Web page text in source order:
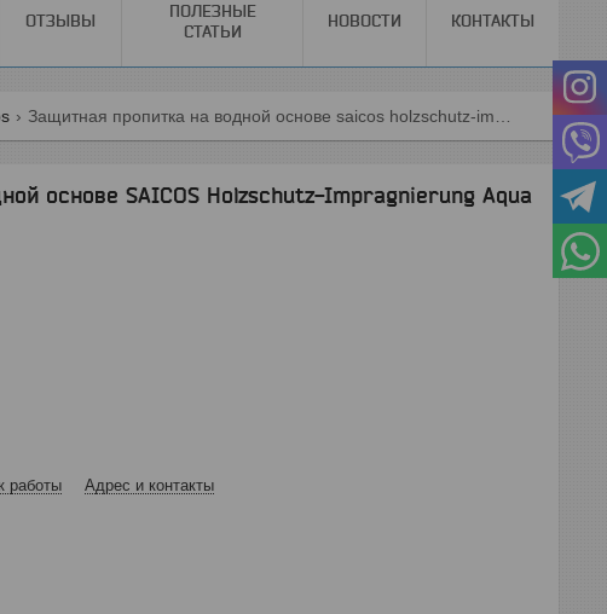
ОТЗЫВЫ
ПОЛЕЗНЫЕ
СТАТЬИ
НОВОСТИ КОНТАКТЫ
основе SAICOS Holzschutz-Impragnierung Aqua
работы Адрес и контакты